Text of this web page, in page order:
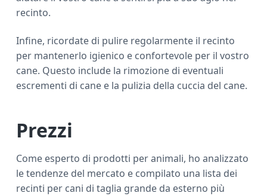
recinto.
Infine, ricordate di pulire regolarmente il recinto
per mantenerlo igienico e confortevole per il vostro
cane. Questo include la rimozione di eventuali
escrementi di cane e la pulizia della cuccia del cane.
Prezzi
Come esperto di prodotti per animali, ho analizzato
le tendenze del mercato e compilato una lista dei
recinti per cani di taglia grande da esterno più